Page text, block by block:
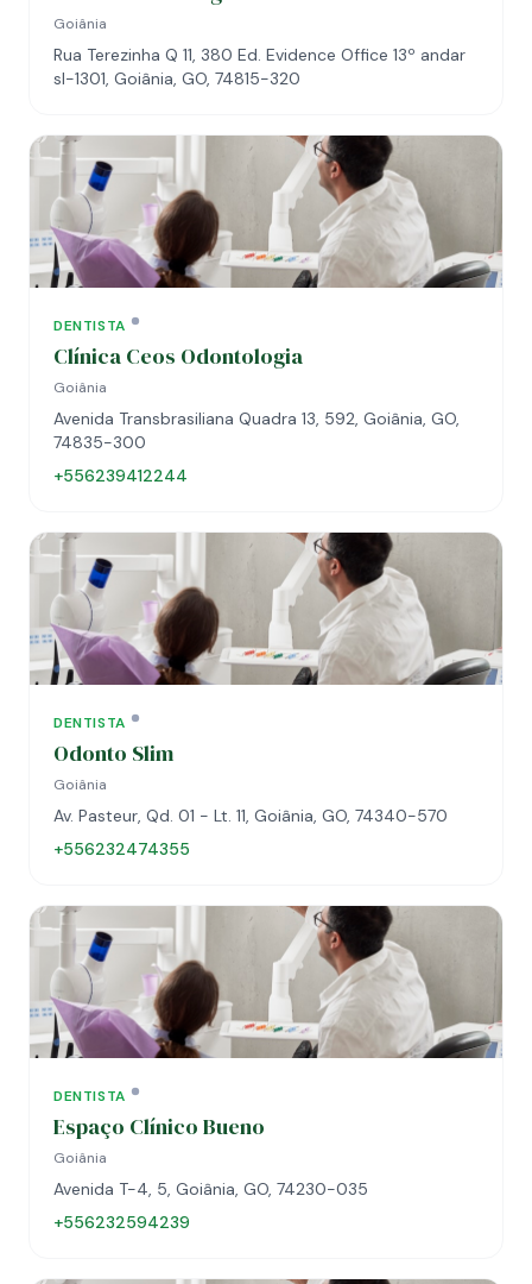
Goiânia
Rua Terezinha Q 11, 380 Ed. Evidence Office 13º andar
sl-1301, Goiânia, GO, 74815-320
DENTISTA
Clínica Ceos Odontologia
Goiânia
Avenida Transbrasiliana Quadra 13, 592, Goiânia, GO,
74835-300
+556239412244
DENTISTA
Odonto Slim
Goiânia
Av. Pasteur, Qd. 01 - Lt. 11, Goiânia, GO, 74340-570
+556232474355
DENTISTA
Espaço Clínico Bueno
Goiânia
Avenida T-4, 5, Goiânia, GO, 74230-035
+556232594239